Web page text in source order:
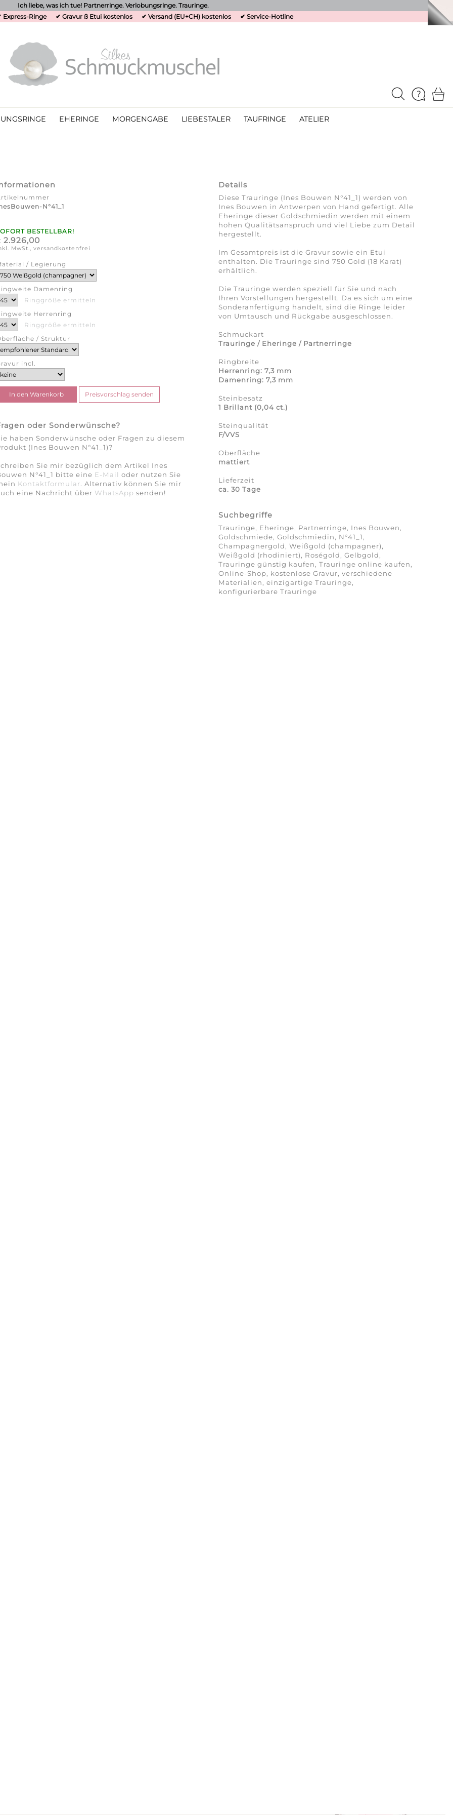
Ich liebe, was ich tue! Partnerringe. Verlobungsringe. Trauringe.
Express-Ringe
✔ Gravur ß Etui kostenlos ✔ Versand (EU+CH) kostenlos ✔ Service-Hotline
EHERINGE MORGENGABE LIEBESTALER TAUFRINGE ATELIER
N°41_1
BESTELLBAR!
2.926,00
MwSt., versandkostenfrei
/ Legierung
Damenring
Ringgröße ermitteln
Herrenring
Ringgröße ermitteln
/ Struktur
incl.
oder Sonderwünsche?
haben Sonderwünsche oder Fragen zu diesem
(Ines Bouwen N°41_1)?
Sie mir bezüglich dem Artikel Ines
N°41_1 bitte eine E-Mail oder nutzen Sie
Kontaktformular. Alternativ können Sie mir
eine Nachricht über WhatsApp senden!
Details
Diese Trauringe (Ines Bouwen N°41_1) werden von
Ines Bouwen in Antwerpen von Hand gefertigt. Alle
Eheringe dieser Goldschmiedin werden mit einem
hohen Qualitätsanspruch und viel Liebe zum Detail
hergestellt.
Im Gesamtpreis ist die Gravur sowie ein Etui
enthalten. Die Trauringe sind 750 Gold (18 Karat)
erhältlich.
Die Trauringe werden speziell für Sie und nach
Ihren Vorstellungen hergestellt. Da es sich um eine
Sonderanfertigung handelt, sind die Ringe leider
von Umtausch und Rückgabe ausgeschlossen.
Schmuckart
Trauringe / Eheringe / Partnerringe
Ringbreite
Herrenring: 7,3 mm
Damenring: 7,3 mm
Steinbesatz
1 Brillant (0,04 ct.)
Steinqualität
F/VVS
Oberfläche
mattiert
Lieferzeit
ca. 30 Tage
Suchbegriffe
Trauringe, Eheringe, Partnerringe, Ines Bouwen,
Goldschmiede, Goldschmiedin, N°41_1,
Champagnergold, Weißgold (champagner),
Weißgold (rhodiniert), Roségold, Gelbgold,
Trauringe günstig kaufen, Trauringe online kaufen,
Online-Shop, kostenlose Gravur, verschiedene
Materialien, einzigartige Trauringe,
konfigurierbare Trauringe